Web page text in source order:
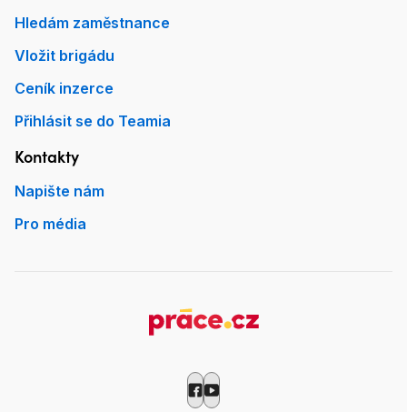
Hledám zaměstnance
Vložit brigádu
Ceník inzerce
Přihlásit se do Teamia
Kontakty
Napište nám
Pro média